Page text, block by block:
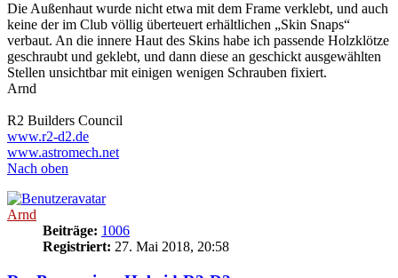
Die Außenhaut wurde nicht etwa mit dem Frame verklebt, und auch
keine der im Club völlig überteuert erhältlichen „Skin Snaps“
verbaut. An die innere Haut des Skins habe ich passende Holzklötze
geschraubt und geklebt, und dann diese an geschickt ausgewählten
Stellen unsichtbar mit einigen wenigen Schrauben fixiert.
Arnd
R2 Builders Council
www.r2-d2.de
www.astromech.net
Nach oben
Arnd
Beiträge: 1006
Registriert: 27. Mai 2018, 20:58